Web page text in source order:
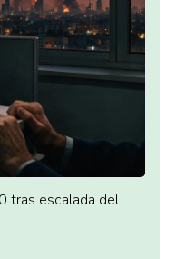
tras escalada del